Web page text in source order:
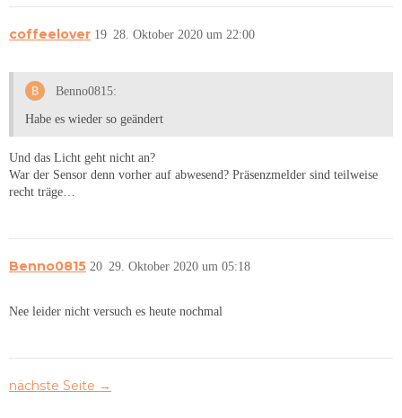
coffeelover 28. Oktober 2020 um 22:00
19
Benno0815:
Habe es wieder so geändert
Und das Licht geht nicht an?
War der Sensor denn vorher auf abwesend? Präsenzmelder sind teilweise
recht träge…
Benno0815 29. Oktober 2020 um 05:18
20
Nee leider nicht versuch es heute nochmal
nächste Seite →